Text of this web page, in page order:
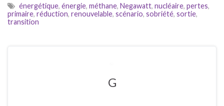
énergétique, énergie, méthane, Negawatt, nucléaire, pertes,
primaire, réduction, renouvelable, scénario, sobriété, sortie,
transition
G